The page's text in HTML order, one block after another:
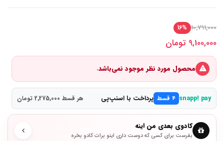
10,791,000
16%
9,100,000 تومان
محصول مورد نظر موجود نمی‌باشد.
snapp! pay ۴ قسط پرداخت با اسنپ‌پی هر قسط 2,275,000 تومان
کادوی بعدی من اینه
بفرست برای کسی که دوست داری اینو برات کادو بخره